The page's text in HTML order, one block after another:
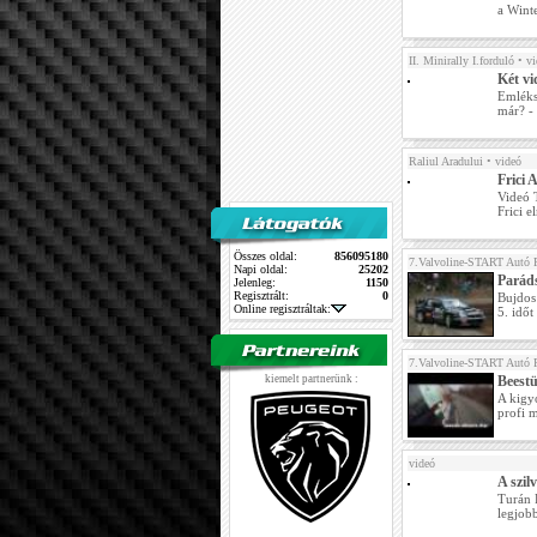
Összes oldal:
856095180
Napi oldal:
25202
Jelenleg:
1150
Regisztrált:
0
Online regisztráltak:
kiemelt partnerünk :
a
II. Minirally I.forduló •
Két
már?
Raliul Aradului • videó
Frici
Videó
Frici
7.Valvoline-START Autó
5. időt
7.Valvoline-START Autó
A
profi
videó
A
Turán